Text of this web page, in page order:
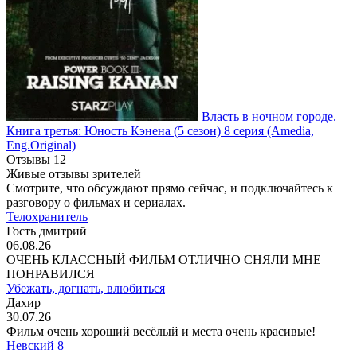
Власть в ночном городе.
Книга третья: Юность Кэнена (5 сезон) 8 серия (Amedia,
Eng.Original)
Отзывы 12
Живые отзывы зрителей
Смотрите, что обсуждают прямо сейчас, и подключайтесь к
разговору о фильмах и сериалах.
Телохранитель
Гость дмитрий
06.08.26
ОЧЕНЬ КЛАССНЫЙ ФИЛЬМ ОТЛИЧНО СНЯЛИ МНЕ
ПОНРАВИЛСЯ
Убежать, догнать, влюбиться
Дахир
30.07.26
Фильм очень хороший весёлый и места очень красивые!
Невский 8